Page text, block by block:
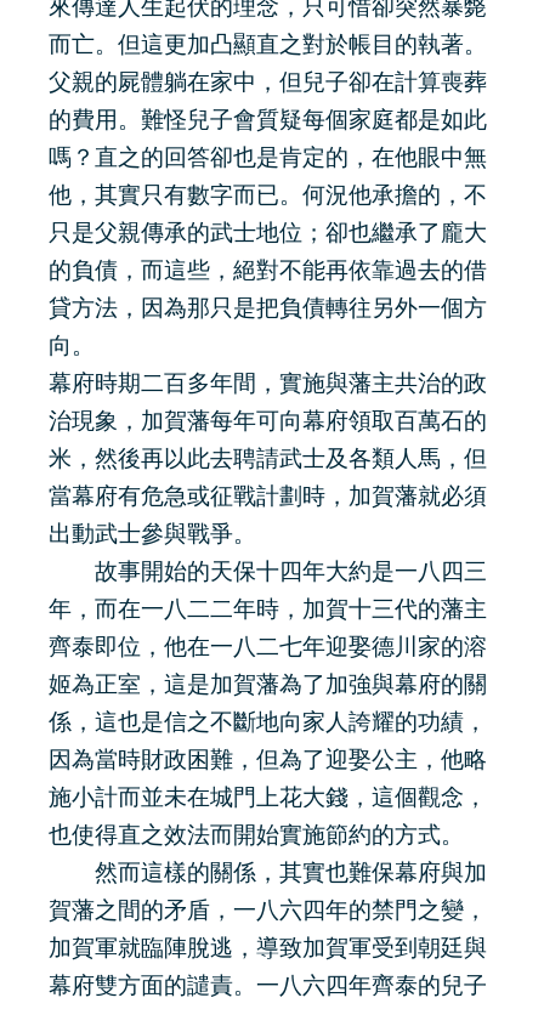
來傳達人生起伏的理念，只可惜卻突然暴斃
而亡。但這更加凸顯直之對於帳目的執著。
父親的屍體躺在家中，但兒子卻在計算喪葬
的費用。難怪兒子會質疑每個家庭都是如此
嗎？直之的回答卻也是肯定的，在他眼中無
他，其實只有數字而已。何況他承擔的，不
只是父親傳承的武士地位；卻也繼承了龐大
的負債，而這些，絕對不能再依靠過去的借
貸方法，因為那只是把負債轉往另外一個方
向。
幕府時期二百多年間，實施與藩主共治的政
治現象，加賀藩每年可向幕府領取百萬石的
米，然後再以此去聘請武士及各類人馬，但
當幕府有危急或征戰計劃時，加賀藩就必須
出動武士參與戰爭。
故事開始的天保十四年大約是一八四三
年，而在一八二二年時，加賀十三代的藩主
齊泰即位，他在一八二七年迎娶德川家的溶
姬為正室，這是加賀藩為了加強與幕府的關
係，這也是信之不斷地向家人誇耀的功績，
因為當時財政困難，但為了迎娶公主，他略
施小計而並未在城門上花大錢，這個觀念，
也使得直之效法而開始實施節約的方式。
然而這樣的關係，其實也難保幕府與加
賀藩之間的矛盾，一八六四年的禁門之變，
加賀軍就臨陣脫逃，導致加賀軍受到朝廷與
幕府雙方面的譴責。一八六四年齊泰的兒子